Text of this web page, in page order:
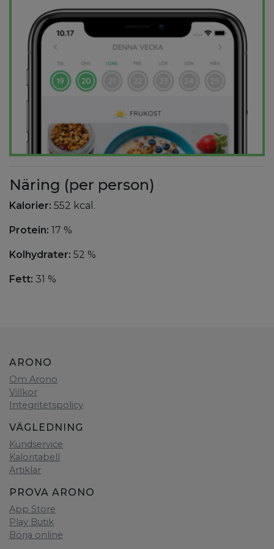
Näring (per person)
Kalorier: 552 kcal.
Protein: 17 %
Kolhydrater: 52 %
Fett: 31 %
ARONO
Om Arono
Villkor
Integritetspolicy
VÄGLEDNING
Kundservice
Kaloritabell
Artiklar
PROVA ARONO
App Store
Play Butik
Börja online